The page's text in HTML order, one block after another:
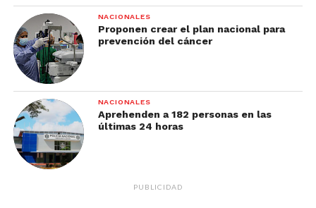
NACIONALES
Proponen crear el plan nacional para
prevención del cáncer
NACIONALES
Aprehenden a 182 personas en las
últimas 24 horas
PUBLICIDAD